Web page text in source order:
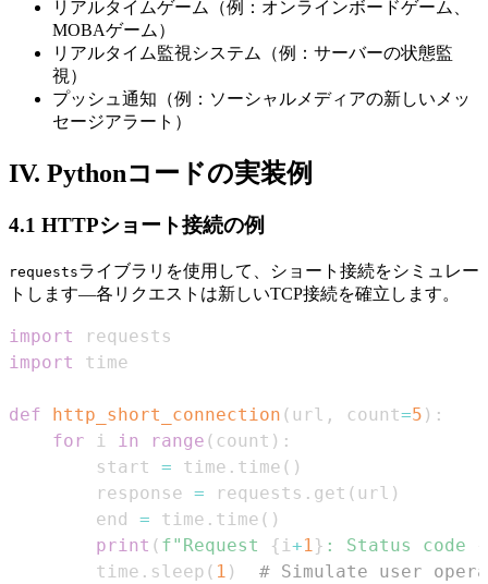
リアルタイムゲーム（例：オンラインボードゲーム、
MOBAゲーム）
リアルタイム監視システム（例：サーバーの状態監
視）
プッシュ通知（例：ソーシャルメディアの新しいメッ
セージアラート）
IV. Pythonコードの実装例
4.1 HTTPショート接続の例
requestsライブラリを使用して、ショート接続をシミュレー
トします—各リクエストは新しいTCP接続を確立します。
import
import
def http_short_connection ( url , count=5 ) :
for i in range ( count ) :
        start
= time . time ( )
        response
= requests . get ( url )
        end
= time . time ( )
print ( f"Request {i+1} : Status code
        time
. sleep ( 1 ) # Simulate user